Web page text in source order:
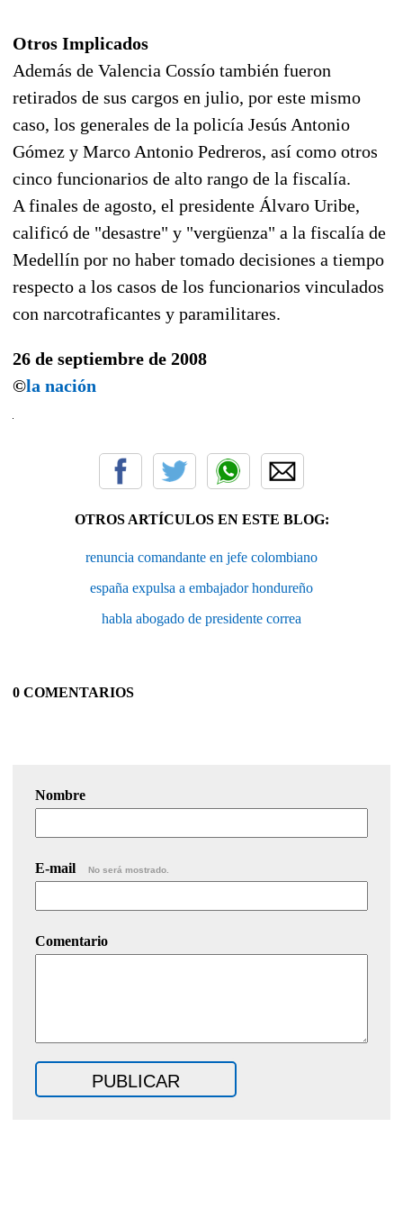
Otros Implicados
Además de Valencia Cossío también fueron
retirados de sus cargos en julio, por este mismo
caso, los generales de la policía Jesús Antonio
Gómez y Marco Antonio Pedreros, así como otros
cinco funcionarios de alto rango de la fiscalía.
A finales de agosto, el presidente Álvaro Uribe,
calificó de "desastre" y "vergüenza" a la fiscalía de
Medellín por no haber tomado decisiones a tiempo
respecto a los casos de los funcionarios vinculados
con narcotraficantes y paramilitares.
26 de septiembre de 2008
©la nación
OTROS ARTÍCULOS EN ESTE BLOG:
renuncia comandante en jefe colombiano
españa expulsa a embajador hondureño
habla abogado de presidente correa
0 COMENTARIOS
Nombre
E-mail No será mostrado.
Comentario